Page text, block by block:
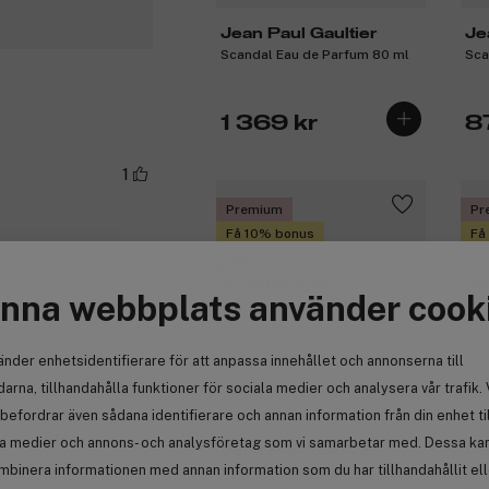
webbplats använder
enhetsidentifierare för att anpassa innehållet och annonserna till
tillhandahålla funktioner för sociala medier och analysera vår trafik.
även sådana identifierare och annan information från din enhet
medier och annons- och analysföretag som vi samarbetar med. Dessa
informationen med annan information som du har tillhandahållit
Jean Paul Gaultier
Scandal Eau de Parfum 80 ml
1 369 kr
Premium
Få 10% bonus
(5)
Jean Paul Gaultier
Scandal Intense Her Eau De
1
Anmäl
0
og sådan